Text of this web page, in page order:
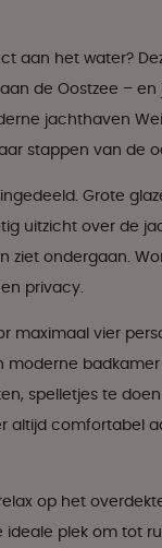
aan het water?
de Oostzee –
jachthaven
stappen van de
Grote
uitzicht over de
ondergaan.
privacy.
maximaal vier
moderne
spelletjes te
altijd comfortabel
op het
ideale plek om tot